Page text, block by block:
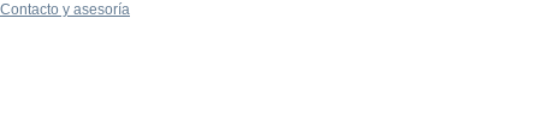
Contacto y asesoría